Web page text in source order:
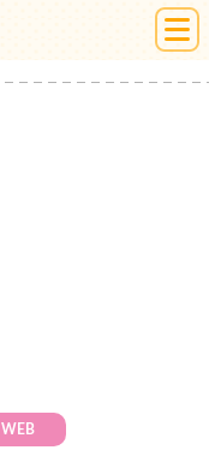
絵本ひろば
WEB